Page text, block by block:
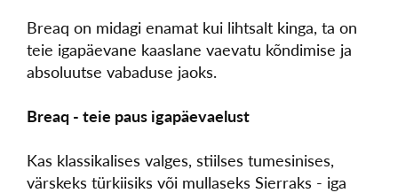
Breaq on midagi enamat kui lihtsalt kinga, ta on
teie igapäevane kaaslane vaevatu kõndimise ja
absoluutse vabaduse jaoks.
Breaq - teie paus igapäevaelust
Kas klassikalises valges, stiilses tumesinises,
värskeks türkiisiks või mullaseks Sierraks - iga